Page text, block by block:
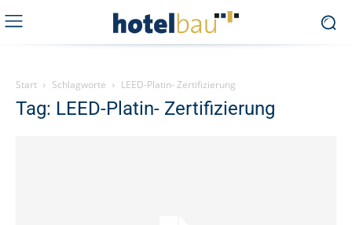
Start Schlagworte LEED-Platin- Zertifizierung
Tag: LEED-Platin- Zertifizierung